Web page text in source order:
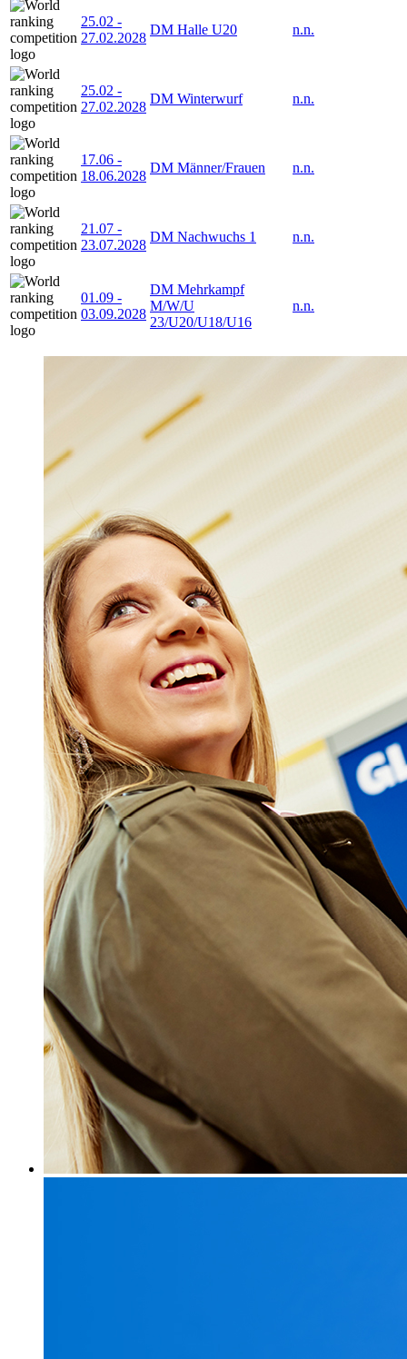
25.02 -
27.02.2028
DM Halle U20 n.n.
25.02 -
27.02.2028
DM Winterwurf n.n.
17.06 -
18.06.2028
DM Männer/Frauen n.n.
21.07 -
23.07.2028
DM Nachwuchs 1 n.n.
01.09 -
03.09.2028
DM Mehrkampf
M/W/U
23/U20/U18/U16
n.n.